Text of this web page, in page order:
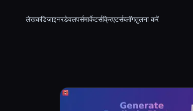
लेखकडिज़ाइनरडेवलपर्समार्केटर्सक्रिएटर्सब्लॉगतुलना करें